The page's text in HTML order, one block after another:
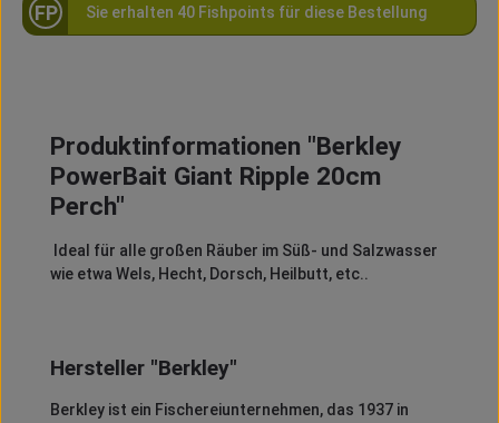
FP Sie erhalten 40 Fishpoints für diese Bestellung
Produktinformationen "Berkley
PowerBait Giant Ripple 20cm
Perch"
Ideal für alle großen Räuber im Süß- und Salzwasser
wie etwa Wels, Hecht, Dorsch, Heilbutt, etc..
Hersteller "Berkley"
Berkleyist ein Fischereiunternehmen, das 1937 in